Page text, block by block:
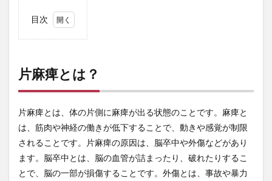
目次
は？
神経
麻痺
と
は？
3
顔の
片麻痺とは？
片麻痺とは、体の片側に麻痺が出る状態のことです。麻痺と
は、筋肉や神経の働きが低下することで、動きや感覚が制限
されることです。片麻痺の原因は、脳卒中や外傷などがあり
ます。脳卒中とは、脳の血管が詰まったり、破れたりするこ
とで、脳の一部が損傷することです。外傷とは、事故や暴力